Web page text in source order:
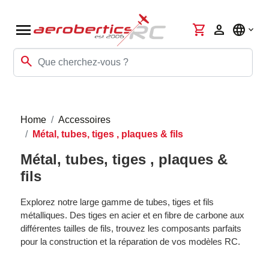
menu
search
shopping_cart person language
Home
Accessoires
Métal, tubes, tiges , plaques & fils
Métal, tubes, tiges , plaques &
fils
Explorez notre large gamme de tubes, tiges et fils
métalliques. Des tiges en acier et en fibre de carbone aux
différentes tailles de fils, trouvez les composants parfaits
pour la construction et la réparation de vos modèles RC.